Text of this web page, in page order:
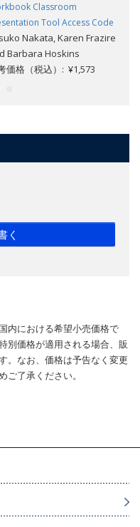
Classroom
Tool Access Code
Nakata, Karen Frazire
Barbara Hoskins
価格（税込）: ¥1,573
く
内における希望小売価格で
別価格が適用される場合、販
。なお、価格は予告なく変更
了承ください。